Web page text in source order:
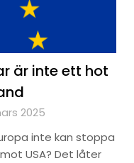
är inte ett hot
2025
inte kan stoppa
USA? Det låter